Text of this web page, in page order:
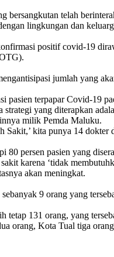
bersangkutan telah
lingkungan dan
positif covid-19
jumlah yang
pasien terpapar Covid-19
yang diterapkan
milik Pemda Maluku.
kita punya 14
persen pasien yang
karena ‘tidak
akan meningkat.
9 orang yang
tetap 131 orang, yang
orang, Kota Tual tiga